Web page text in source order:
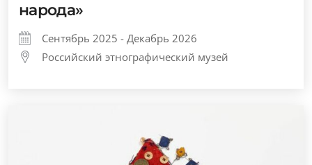
народа»
Сентябрь 2025 - Декабрь 2026
Российский этнографический музей